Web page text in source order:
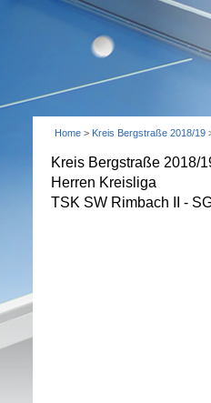
Home > Kreis Bergstraße 2018/19
Kreis Bergstraße 2018/
Herren Kreisliga
TSK SW Rimbach II -